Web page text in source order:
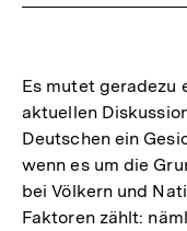
Es mutet geradezu
aktuellen
Deutschen ein
wenn es um die
bei Völkern und
Faktoren zählt: